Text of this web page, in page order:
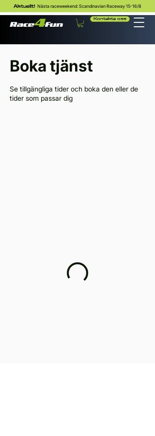
Aktuellt! Nästa raceweekend: Scandinavian Raceway 15-16/8
Kontakta oss
Boka tjänst
Se tillgängliga tider och boka den eller de
tider som passar dig